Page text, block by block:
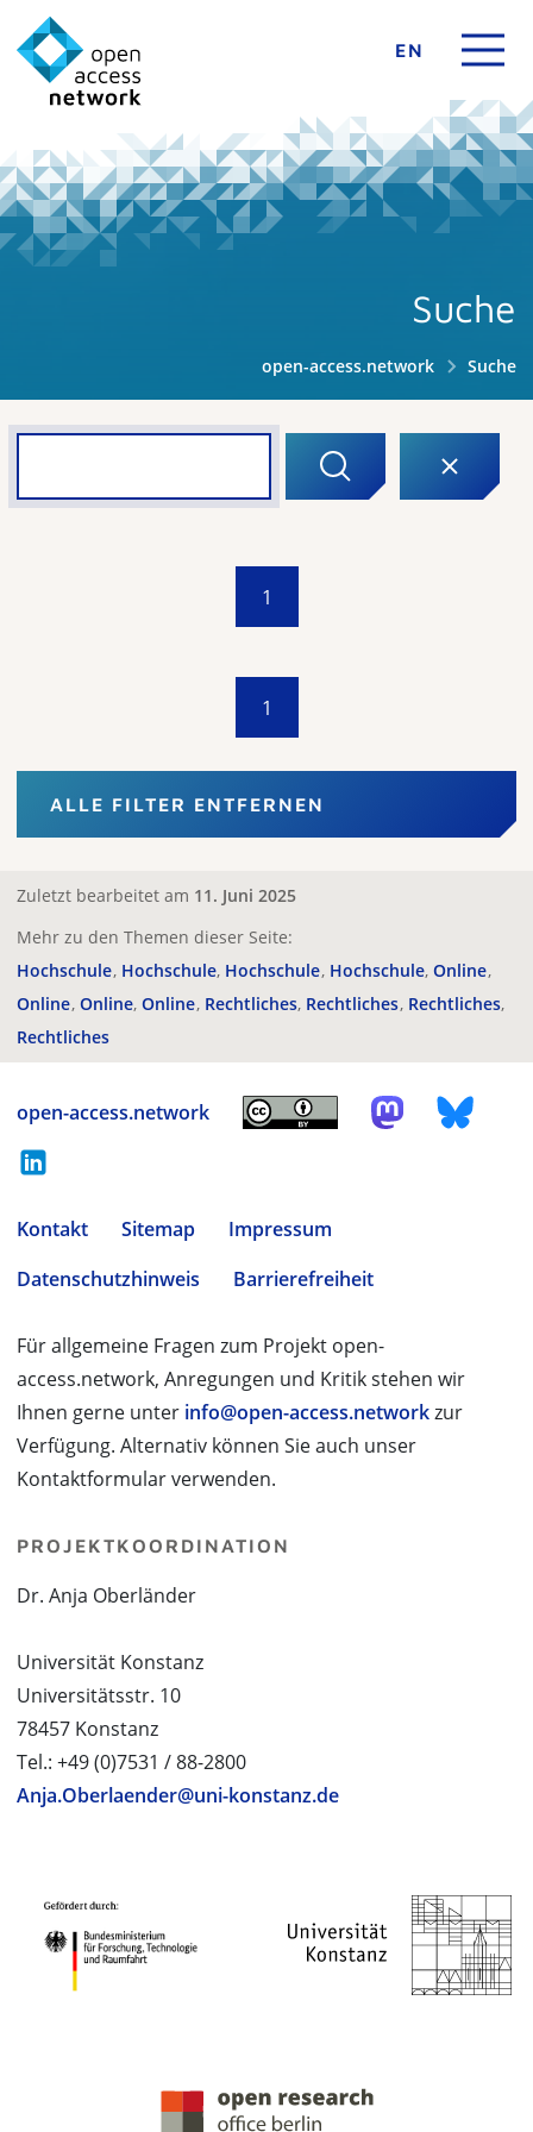
EN
Suche
open-access.network Suche
1
1
ALLE FILTER ENTFERNEN
Zuletzt bearbeitet am 11. Juni 2025
Mehr zu den Themen dieser Seite:
Hochschule Hochschule Hochschule Hochschule Online
Online Online Online Rechtliches Rechtliches Rechtliches
Rechtliches
open-access.network
Kontakt Sitemap
Impressum
Datenschutzhinweis
Barrierefreiheit
Für allgemeine Fragen zum Projekt open-
access.network, Anregungen und Kritik stehen wir
Ihnen gerne unter info@open-access.networkzur
Verfügung. Alternativ können Sie auch unser
Kontaktformular verwenden.
PROJEKTKOORDINATION
Dr. Anja Oberländer
Universität Konstanz
Universitätsstr. 10
78457 Konstanz
Tel.: +49 (0)7531 / 88-2800
Anja.Oberlaender@uni-konstanz.de